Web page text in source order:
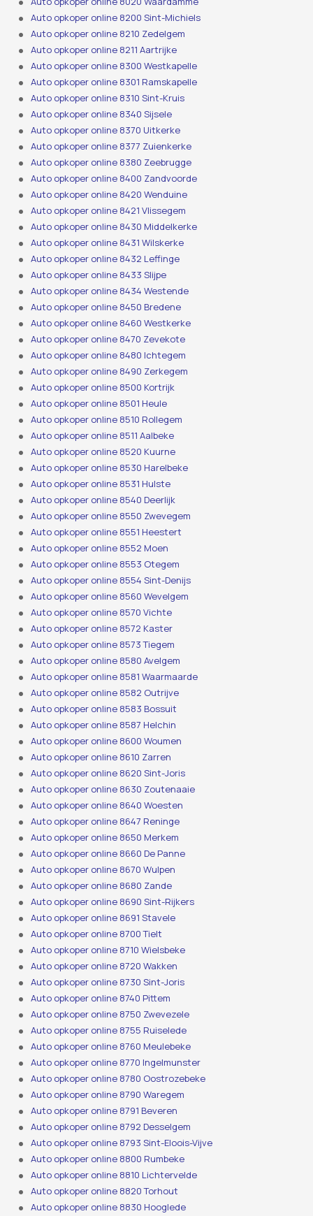
Auto opkoper online 8200 Sint-Michiels
Auto opkoper online 8210 Zedelgem
Auto opkoper online 8211 Aartrijke
Auto opkoper online 8300 Westkapelle
Auto opkoper online 8301 Ramskapelle
Auto opkoper online 8310 Sint-Kruis
Auto opkoper online 8340 Sijsele
Auto opkoper online 8370 Uitkerke
Auto opkoper online 8377 Zuienkerke
Auto opkoper online 8380 Zeebrugge
Auto opkoper online 8400 Zandvoorde
Auto opkoper online 8420 Wenduine
Auto opkoper online 8421 Vlissegem
Auto opkoper online 8430 Middelkerke
Auto opkoper online 8431 Wilskerke
Auto opkoper online 8432 Leffinge
Auto opkoper online 8433 Slijpe
Auto opkoper online 8434 Westende
Auto opkoper online 8450 Bredene
Auto opkoper online 8460 Westkerke
Auto opkoper online 8470 Zevekote
Auto opkoper online 8480 Ichtegem
Auto opkoper online 8490 Zerkegem
Auto opkoper online 8500 Kortrijk
Auto opkoper online 8501 Heule
Auto opkoper online 8510 Rollegem
Auto opkoper online 8511 Aalbeke
Auto opkoper online 8520 Kuurne
Auto opkoper online 8530 Harelbeke
Auto opkoper online 8531 Hulste
Auto opkoper online 8540 Deerlijk
Auto opkoper online 8550 Zwevegem
Auto opkoper online 8551 Heestert
Auto opkoper online 8552 Moen
Auto opkoper online 8553 Otegem
Auto opkoper online 8554 Sint-Denijs
Auto opkoper online 8560 Wevelgem
Auto opkoper online 8570 Vichte
Auto opkoper online 8572 Kaster
Auto opkoper online 8573 Tiegem
Auto opkoper online 8580 Avelgem
Auto opkoper online 8581 Waarmaarde
Auto opkoper online 8582 Outrijve
Auto opkoper online 8583 Bossuit
Auto opkoper online 8587 Helchin
Auto opkoper online 8600 Woumen
Auto opkoper online 8610 Zarren
Auto opkoper online 8620 Sint-Joris
Auto opkoper online 8630 Zoutenaaie
Auto opkoper online 8640 Woesten
Auto opkoper online 8647 Reninge
Auto opkoper online 8650 Merkem
Auto opkoper online 8660 De Panne
Auto opkoper online 8670 Wulpen
Auto opkoper online 8680 Zande
Auto opkoper online 8690 Sint-Rijkers
Auto opkoper online 8691 Stavele
Auto opkoper online 8700 Tielt
Auto opkoper online 8710 Wielsbeke
Auto opkoper online 8720 Wakken
Auto opkoper online 8730 Sint-Joris
Auto opkoper online 8740 Pittem
Auto opkoper online 8750 Zwevezele
Auto opkoper online 8755 Ruiselede
Auto opkoper online 8760 Meulebeke
Auto opkoper online 8770 Ingelmunster
Auto opkoper online 8780 Oostrozebeke
Auto opkoper online 8790 Waregem
Auto opkoper online 8791 Beveren
Auto opkoper online 8792 Desselgem
Auto opkoper online 8793 Sint-Eloois-Vijve
Auto opkoper online 8800 Rumbeke
Auto opkoper online 8810 Lichtervelde
Auto opkoper online 8820 Torhout
Auto opkoper online 8830 Hooglede